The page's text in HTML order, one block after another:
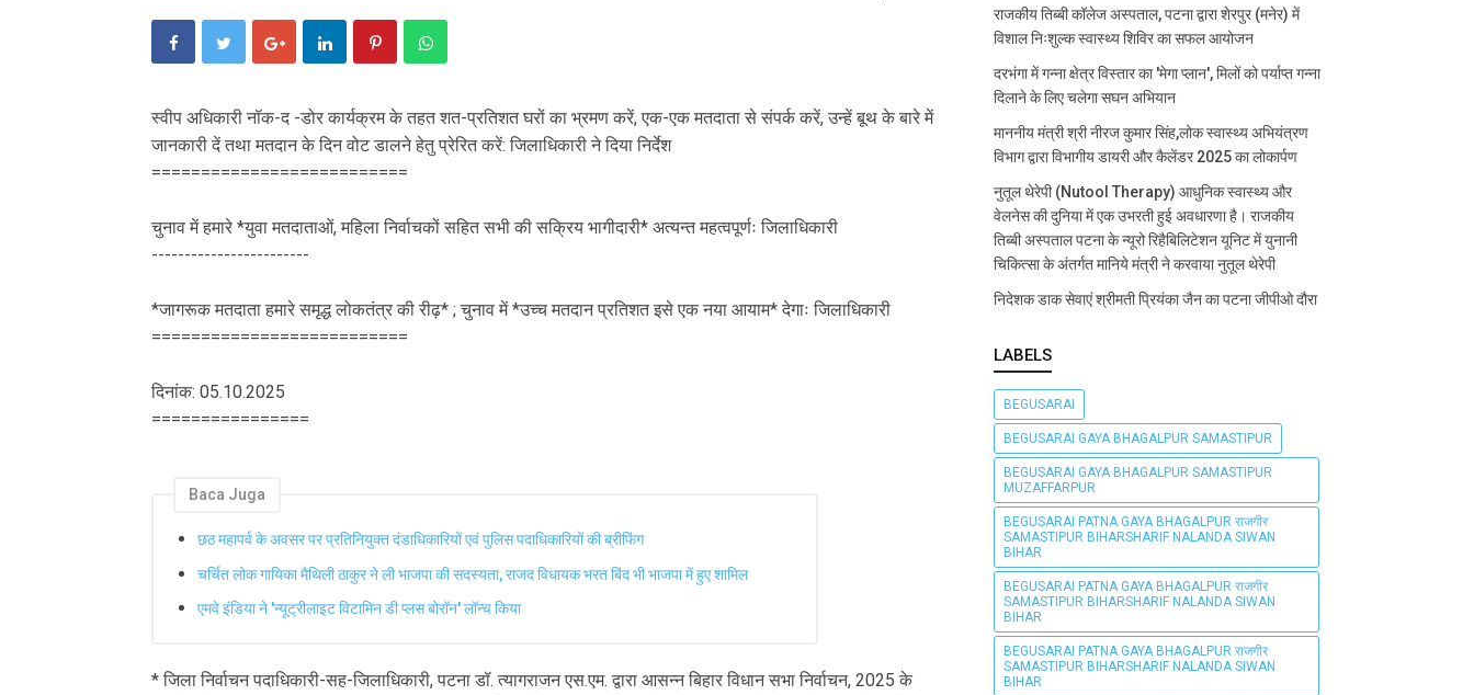
स्वीप अधिकारी नॉक-द -डोर कार्यक्रम के तहत शत-प्रतिशत घरों का भ्रमण करें, एक-एक मतदाता से संपर्क करें, उन्हें बूथ के बारे में
जानकारी दें तथा मतदान के दिन वोट डालने हेतु प्रेरित करें: जिलाधिकारी ने दिया निर्देश
==========================
चुनाव में हमारे *युवा मतदाताओं, महिला निर्वाचकों सहित सभी की सक्रिय भागीदारी* अत्यन्त महत्वपूर्णः जिलाधिकारी
------------------------
*जागरूक मतदाता हमारे समृद्ध लोकतंत्र की रीढ़* ; चुनाव में *उच्च मतदान प्रतिशत इसे एक नया आयाम* देगाः जिलाधिकारी
==========================
दिनांक: 05.10.2025
================
Baca Juga
छठ महापर्व के अवसर पर प्रतिनियुक्त दंडाधिकारियों एवं पुलिस पदाधिकारियों की ब्रीफिंग
चर्चित लोक गायिका मैथिली ठाकुर ने ली भाजपा की सदस्यता, राजद विधायक भरत बिंद भी भाजपा में हुए शामिल
एमवे इंडिया ने 'न्यूट्रीलाइट विटामिन डी प्लस बोरॉन' लॉन्च किया
* जिला निर्वाचन पदाधिकारी-सह-जिलाधिकारी, पटना डॉ. त्यागराजन एस.एम. द्वारा आसन्न बिहार विधान सभा निर्वाचन, 2025 के
राजकीय तिब्बी कॉलेज अस्पताल, पटना द्वारा शेरपुर (मनेर) में
विशाल निःशुल्क स्वास्थ्य शिविर का सफल आयोजन
दरभंगा में गन्ना क्षेत्र विस्तार का 'मेगा प्लान', मिलों को पर्याप्त गन्ना
दिलाने के लिए चलेगा सघन अभियान
माननीय मंत्री श्री नीरज कुमार सिंह,लोक स्वास्थ्य अभियंत्रण
विभाग द्वारा विभागीय डायरी और कैलेंडर 2025 का लोकार्पण
नुतूल थेरेपी (Nutool Therapy) आधुनिक स्वास्थ्य और
वेलनेस की दुनिया में एक उभरती हुई अवधारणा है। राजकीय
तिब्बी अस्पताल पटना के न्यूरो रिहैबिलिटेशन यूनिट में युनानी
चिकित्सा के अंतर्गत मानिये मंत्री ने करवाया नुतूल थेरेपी
निदेशक डाक सेवाएं श्रीमती प्रियंका जैन का पटना जीपीओ दौरा
LABELS
BEGUSARAI
BEGUSARAI GAYA BHAGALPUR SAMASTIPUR
BEGUSARAI GAYA BHAGALPUR SAMASTIPUR
MUZAFFARPUR
BEGUSARAI PATNA GAYA BHAGALPUR राजगीर
SAMASTIPUR BIHARSHARIF NALANDA SIWAN
BIHAR
BEGUSARAI PATNA GAYA BHAGALPUR राजगीर
SAMASTIPUR BIHARSHARIF NALANDA SIWAN
BIHAR
BEGUSARAI PATNA GAYA BHAGALPUR राजगीर
SAMASTIPUR BIHARSHARIF NALANDA SIWAN
BIHAR